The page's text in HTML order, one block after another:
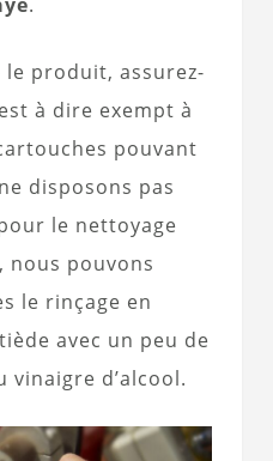
.
produit, assurez-
à dire exempt à
pouvant
disposons pas
le nettoyage
nous pouvons
le rinçage en
avec un peu de
vinaigre d’alcool.